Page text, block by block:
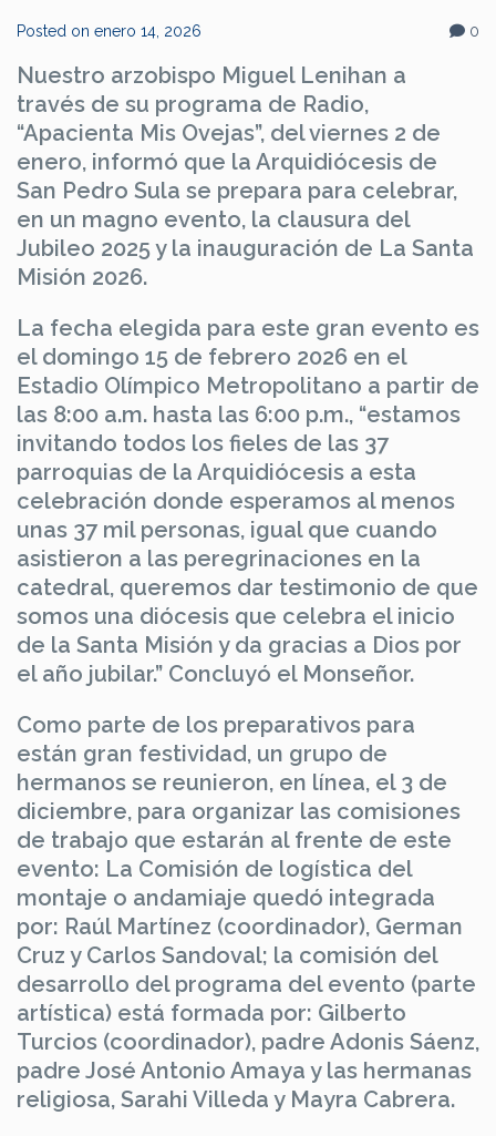
Posted on enero 14, 2026 0
Nuestro arzobispo Miguel Lenihan a
través de su programa de Radio,
“Apacienta Mis Ovejas”, del viernes 2 de
enero, informó que la Arquidiócesis de
San Pedro Sula se prepara para celebrar,
en un magno evento, la clausura del
Jubileo 2025 y la inauguración de La Santa
Misión 2026.
La fecha elegida para este gran evento es
el domingo 15 de febrero 2026 en el
Estadio Olímpico Metropolitano a partir de
las 8:00 a.m. hasta las 6:00 p.m., “estamos
invitando todos los fieles de las 37
parroquias de la Arquidiócesis a esta
celebración donde esperamos al menos
unas 37 mil personas, igual que cuando
asistieron a las peregrinaciones en la
catedral, queremos dar testimonio de que
somos una diócesis que celebra el inicio
de la Santa Misión y da gracias a Dios por
el año jubilar.” Concluyó el Monseñor.
Como parte de los preparativos para
están gran festividad, un grupo de
hermanos se reunieron, en línea, el 3 de
diciembre, para organizar las comisiones
de trabajo que estarán al frente de este
evento: La Comisión de logística del
montaje o andamiaje quedó integrada
por: Raúl Martínez (coordinador), German
Cruz y Carlos Sandoval; la comisión del
desarrollo del programa del evento (parte
artística) está formada por: Gilberto
Turcios (coordinador), padre Adonis Sáenz,
padre José Antonio Amaya y las hermanas
religiosa, Sarahi Villeda y Mayra Cabrera.